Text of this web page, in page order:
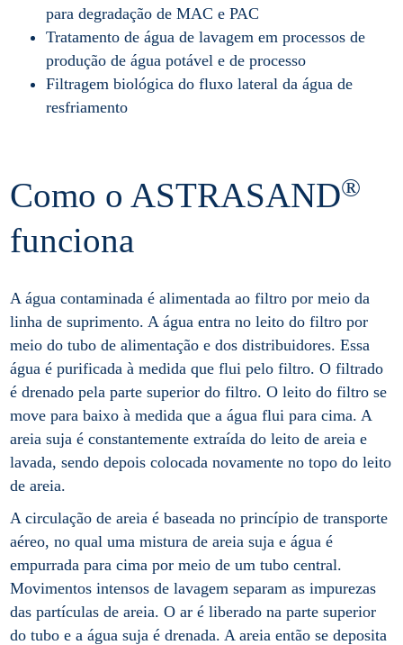
para degradação de MAC e PAC
Tratamento de água de lavagem em processos de
produção de água potável e de processo
Filtragem biológica do fluxo lateral da água de
resfriamento
Como o ASTRASAND®
funciona
A água contaminada é alimentada ao filtro por meio da
linha de suprimento. A água entra no leito do filtro por
meio do tubo de alimentação e dos distribuidores. Essa
água é purificada à medida que flui pelo filtro. O filtrado
é drenado pela parte superior do filtro. O leito do filtro se
move para baixo à medida que a água flui para cima. A
areia suja é constantemente extraída do leito de areia e
lavada, sendo depois colocada novamente no topo do leito
de areia.
A circulação de areia é baseada no princípio de transporte
aéreo, no qual uma mistura de areia suja e água é
empurrada para cima por meio de um tubo central.
Movimentos intensos de lavagem separam as impurezas
das partículas de areia. O ar é liberado na parte superior
do tubo e a água suja é drenada. A areia então se deposita